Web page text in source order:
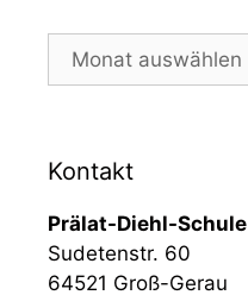
Kontakt
Prälat-Diehl-Schule
Sudetenstr. 60
64521 Groß-Gerau